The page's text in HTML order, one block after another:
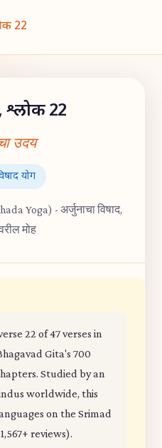
22
श्लोक 22
उदय
योग
Yoga) - अर्जुनाचा विषाद,
मोह
22 of 47 verses in
Gita's 700
Studied by an
worldwide, this
on the Srimad
reviews).